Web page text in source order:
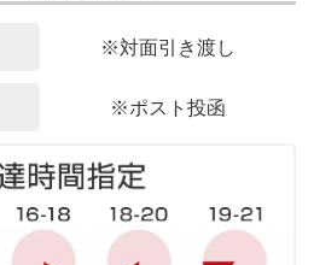
※対面引き渡し
※ポスト投函